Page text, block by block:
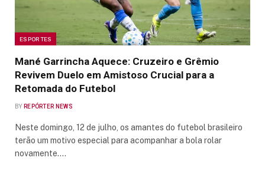
ESPORTES
Mané Garrincha Aquece: Cruzeiro e Grêmio
Revivem Duelo em Amistoso Crucial para a
Retomada do Futebol
BY REPÓRTER NEWS
Neste domingo, 12 de julho, os amantes do futebol brasileiro
terão um motivo especial para acompanhar a bola rolar
novamente.…